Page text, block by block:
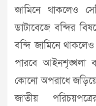
জামিনে থাকলেও
ডাটাবেজে বন্দির
বন্দি জামিনে
পারবে আইনশৃঙ্খলা
কোনো অপরাধে
জাতীয়